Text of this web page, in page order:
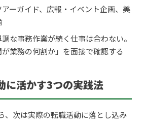
アーガイド、広報・イベント企画、美
調な事務作業が続く仕事は合わない。
が業務の何割か」を面接で確認する
に活かす3つの実践法
、次は実際の転職活動に落とし込み